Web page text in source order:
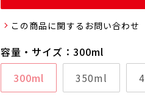
この商品に関するお問い合わせ
容量・サイズ：300ml
300ml
350ml